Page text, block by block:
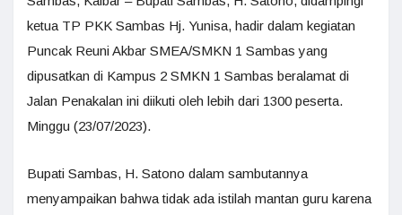
ketua TP PKK Sambas Hj. Yunisa, hadir dalam kegiatan
Puncak Reuni Akbar SMEA/SMKN 1 Sambas yang
dipusatkan di Kampus 2 SMKN 1 Sambas beralamat di
Jalan Penakalan ini diikuti oleh lebih dari 1300 peserta.
Minggu (23/07/2023).
Bupati Sambas, H. Satono dalam sambutannya
menyampaikan bahwa tidak ada istilah mantan guru karena